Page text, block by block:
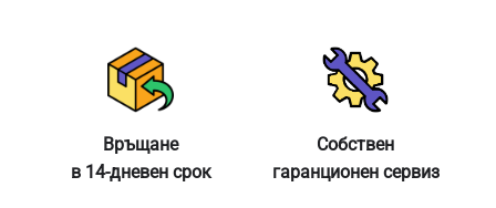
Връщане
в 14-дневен срок
Собствен
гаранционен сервиз